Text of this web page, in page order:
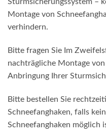
Sturmsicherungssystem –
Montage von
verhindern.
Bitte fragen Sie Im
nachträgliche Montage
Anbringung Ihrer
Bitte bestellen Sie
Schneefanghaken, falls
Schneefanghaken möglich